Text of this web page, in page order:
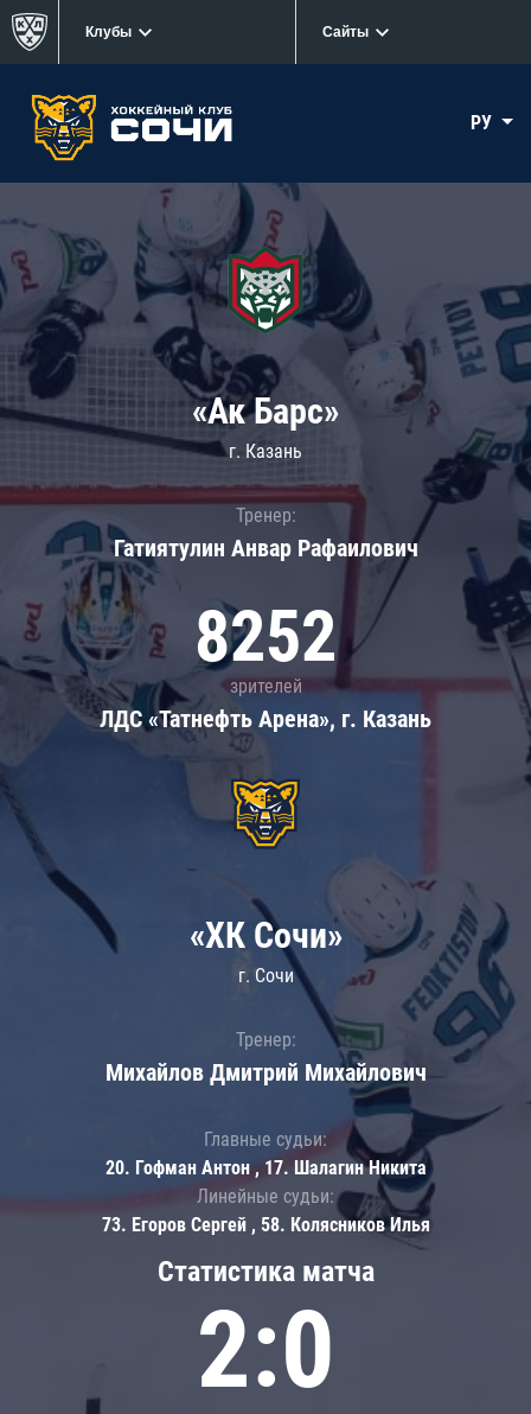
Клубы Сайты
РУ
«Ак Барс»
г. Казань
Тренер:
Гатиятулин Анвар Рафаилович
8252
зрителей
ЛДС «Татнефть Арена», г. Казань
Статистика матча
2:0
«ХК Сочи»
г. Сочи
Тренер:
Михайлов Дмитрий Михайлович
Главные судьи:
20. Гофман Антон , 17. Шалагин Никита
Линейные судьи:
73. Егоров Сергей , 58. Колясников Илья